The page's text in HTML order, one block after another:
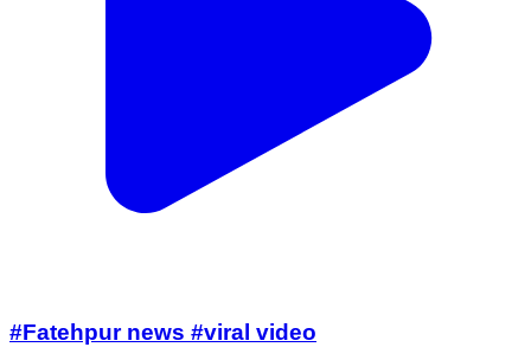
#Fatehpur news #viral video